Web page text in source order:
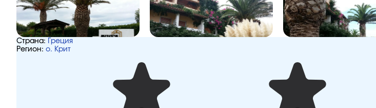
Страна:
Греция
Регион: о. Крит